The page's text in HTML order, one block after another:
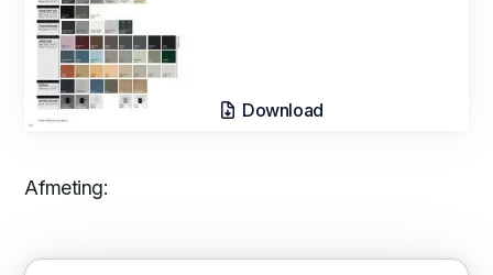
Download
Afmeting: